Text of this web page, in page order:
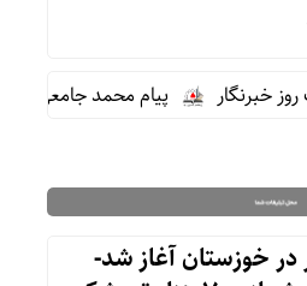
پیام محمد جامعی مدیر
خوزستان آغاز شد-